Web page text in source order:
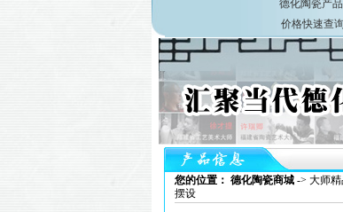
德化陶瓷产
价格快速查询
您的位置： 德化陶瓷商城 -> 大师
摆设